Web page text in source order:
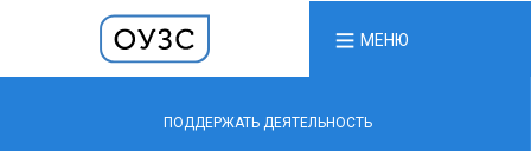
МЕНЮ
ПОДДЕРЖАТЬ ДЕЯТЕЛЬНОСТЬ